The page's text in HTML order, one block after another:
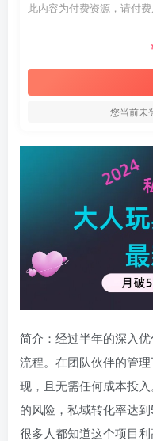
此内容为付费资源，请付
您当前未
简介：经过半年的深入
流程。在团队伙伴的管
现，且无需任何成本投
的风险，私域转化率达到
很多人都知道这个项目